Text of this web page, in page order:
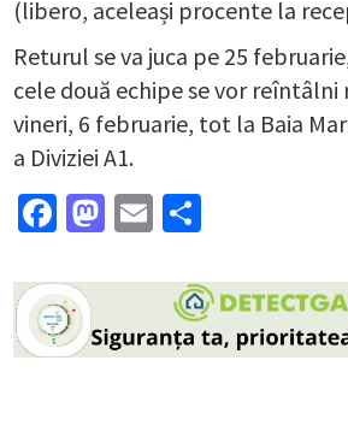
(libero, aceleași procente la
Returul se va juca pe 25
cele două echipe se vor reîntâlni
vineri, 6 februarie, tot la Baia
a Diviziei A1.
Facebook
Mastodon
Email